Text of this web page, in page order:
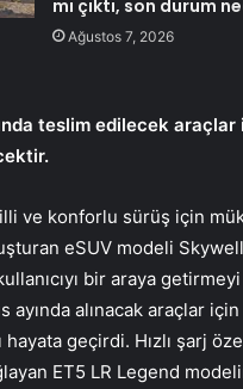
mı çıktı, son durum
Ağustos 7, 2026
teslim edilecek
ve konforlu sürüş için
eSUV modeli
bir araya
ayında alınacak araçlar
hayata geçirdi. Hızlı şarj
ET5 LR Legend